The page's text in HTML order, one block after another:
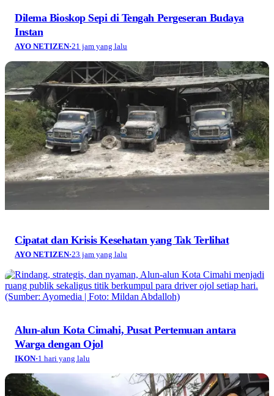
Dilema Bioskop Sepi di Tengah Pergeseran Budaya
Instan
AYO NETIZEN·21 jam yang lalu
Cipatat dan Krisis Kesehatan yang Tak Terlihat
AYO NETIZEN·23 jam yang lalu
Alun-alun Kota Cimahi, Pusat Pertemuan antara
Warga dengan Ojol
IKON·1 hari yang lalu